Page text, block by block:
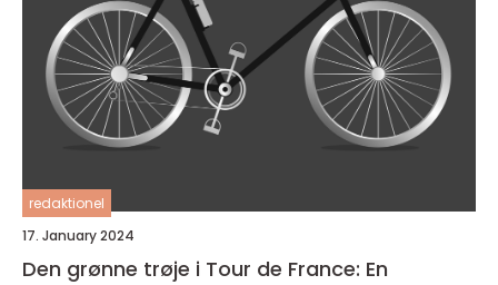
redaktionel
17. January 2024
Den grønne trøje i Tour de France: En